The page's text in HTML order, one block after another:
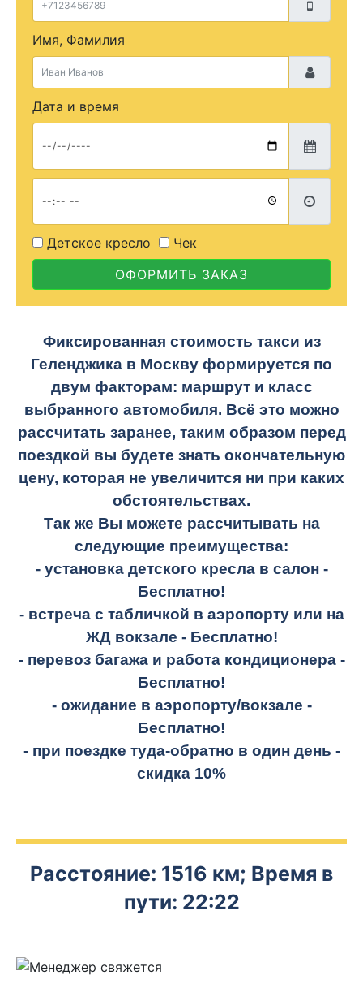
Имя, Фамилия
Дата и время
Детское кресло
Чек
ОФОРМИТЬ ЗАКАЗ
Фиксированная стоимость такси из
Геленджика в Москву формируется по
двум факторам: маршрут и класс
выбранного автомобиля. Всё это можно
рассчитать заранее, таким образом перед
поездкой вы будете знать окончательную
цену, которая не увеличится ни при каких
обстоятельствах.
Так же Вы можете рассчитывать на
следующие преимущества:
- установка детского кресла в салон -
Бесплатно!
- встреча с табличкой в аэропорту или на
ЖД вокзале - Бесплатно!
- перевоз багажа и работа кондиционера -
Бесплатно!
- ожидание в аэропорту/вокзале -
Бесплатно!
- при поездке туда-обратно в один день -
скидка 10%
Расстояние: 1516 км; Время в
пути: 22:22